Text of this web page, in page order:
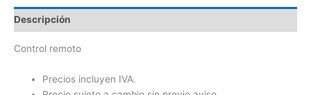
Descripción
Control remoto
Precios incluyen IVA.